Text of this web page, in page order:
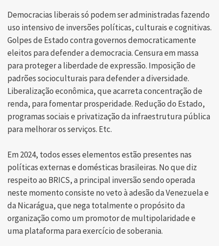
Democracias liberais só podem ser administradas fazendo
uso intensivo de inversões políticas, culturais e cognitivas.
Golpes de Estado contra governos democraticamente
eleitos para defender a democracia. Censura em massa
para proteger a liberdade de expressão. Imposição de
padrões socioculturais para defender a diversidade.
Liberalização econômica, que acarreta concentração de
renda, para fomentar prosperidade. Redução do Estado,
programas sociais e privatização da infraestrutura pública
para melhorar os serviços. Etc.
Em 2024, todos esses elementos estão presentes nas
políticas externas e domésticas brasileiras. No que diz
respeito ao BRICS, a principal inversão sendo operada
neste momento consiste no veto à adesão da Venezuela e
da Nicarágua, que nega totalmente o propósito da
organização como um promotor de multipolaridade e
uma plataforma para exercício de soberania.